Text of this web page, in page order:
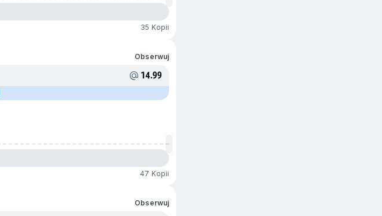
35 Kopii
Obserwuj
14.99
47 Kopii
Obserwuj